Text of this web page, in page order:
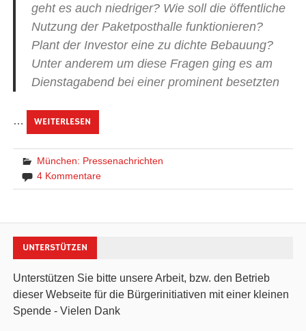
geht es auch niedriger? Wie soll die öffentliche
Nutzung der Paketposthalle funktionieren?
Plant der Investor eine zu dichte Bebauung?
Unter anderem um diese Fragen ging es am
Dienstagabend bei einer prominent besetzten
… WEITERLESEN
München: Pressenachrichten
4 Kommentare
UNTERSTÜTZEN
Unterstützen Sie bitte unsere Arbeit, bzw. den Betrieb
dieser Webseite für die Bürgerinitiativen mit einer kleinen
Spende - Vielen Dank